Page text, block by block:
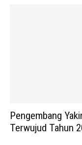
Pengembang
Terwujud Tahun